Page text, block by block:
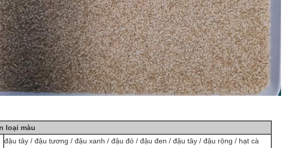
loại màu
đậu tây / đậu tương / đậu xanh / đậu đỏ / đậu đen / đậu tây / đậu rộng / hạt cà